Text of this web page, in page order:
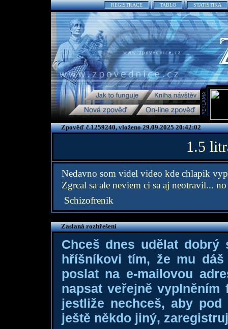
REGISTRACE TABLO STATISTIKA
Zpověď č.1259240, vloženo 29.09.2025 20:42:02
1.5
Nedavno som videl video kde chlapik
Zgrcal sa ale neviem ci sa aj neotravil...
Schizofrenik
Zaslaná rozhřešení
Chceš dnes udělat dobrý
hříšníkovi tím, že mu
poslat na e-mailovou
napsat veřejně
jestliže nechceš, aby
ještě někdo jiný,